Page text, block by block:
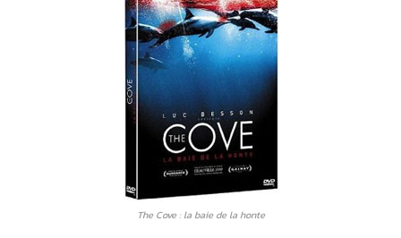
The Cove : la baie de la honte